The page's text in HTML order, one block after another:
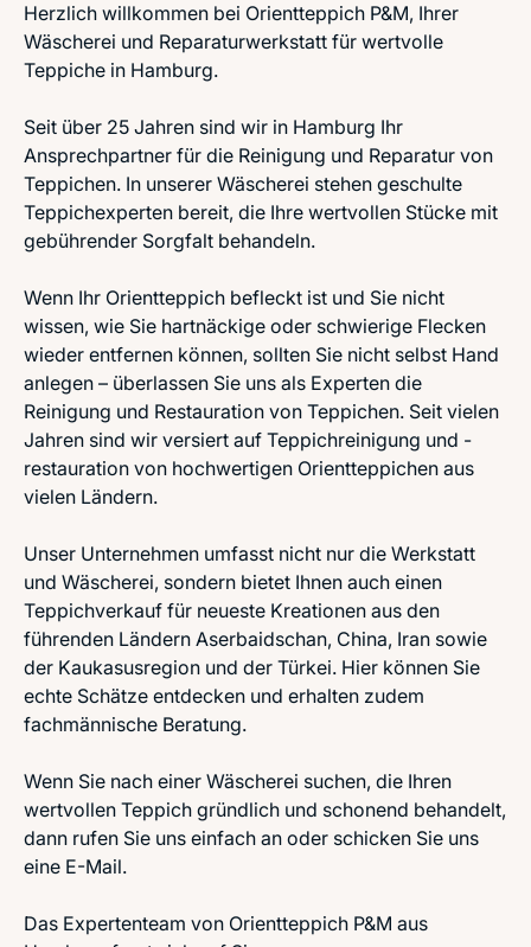
Herzlich willkommen bei Orientteppich P&M, Ihrer
Wäscherei und Reparaturwerkstatt für wertvolle
Teppiche in Hamburg.
Seit über 25 Jahren sind wir in Hamburg Ihr
Ansprechpartner für die Reinigung und Reparatur von
Teppichen. In unserer Wäscherei stehen geschulte
Teppichexperten bereit, die Ihre wertvollen Stücke mit
gebührender Sorgfalt behandeln.
Wenn Ihr Orientteppich befleckt ist und Sie nicht
wissen, wie Sie hartnäckige oder schwierige Flecken
wieder entfernen können, sollten Sie nicht selbst Hand
anlegen – überlassen Sie uns als Experten die
Reinigung und Restauration von Teppichen. Seit vielen
Jahren sind wir versiert auf Teppichreinigung und -
restauration von hochwertigen Orientteppichen aus
vielen Ländern.
Unser Unternehmen umfasst nicht nur die Werkstatt
und Wäscherei, sondern bietet Ihnen auch einen
Teppichverkauf für neueste Kreationen aus den
führenden Ländern Aserbaidschan, China, Iran sowie
der Kaukasusregion und der Türkei. Hier können Sie
echte Schätze entdecken und erhalten zudem
fachmännische Beratung.
Wenn Sie nach einer Wäscherei suchen, die Ihren
wertvollen Teppich gründlich und schonend behandelt,
dann rufen Sie uns einfach an oder schicken Sie uns
eine E-Mail.
Das Expertenteam von Orientteppich P&M aus